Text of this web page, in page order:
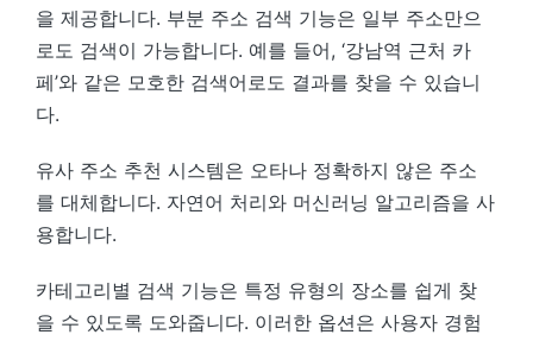
을 제공합니다. 부분 주소 검색 기능은 일부 주소만으
로도 검색이 가능합니다. 예를 들어, ‘강남역 근처 카
페’와 같은 모호한 검색어로도 결과를 찾을 수 있습니
다.
유사 주소 추천 시스템은 오타나 정확하지 않은 주소
를 대체합니다. 자연어 처리와 머신러닝 알고리즘을 사
용합니다.
카테고리별 검색 기능은 특정 유형의 장소를 쉽게 찾
을 수 있도록 도와줍니다. 이러한 옵션은 사용자 경험